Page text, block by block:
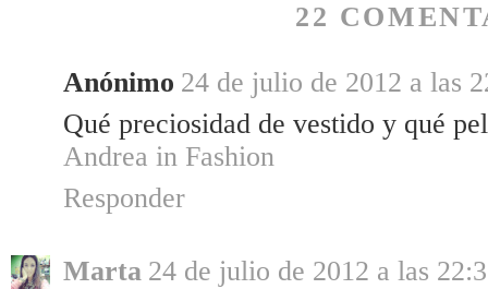
22
Anónimo 24 de julio de 2012 a las
Qué preciosidad de vestido y qué
Andrea in Fashion
Responder
Marta 24 de julio de 2012 a las